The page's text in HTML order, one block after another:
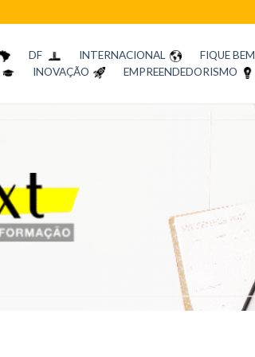
DF INTERNACIONAL FIQUE BEM
INOVAÇÃO EMPREENDEDORISMO